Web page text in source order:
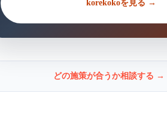
korekokoを見る →
どの施策が合うか相談する →